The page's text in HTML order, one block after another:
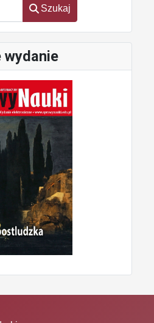
Szukaj
wydanie